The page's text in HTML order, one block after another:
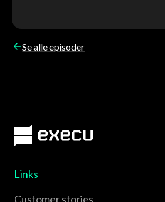
Se alle episoder
Links
Customer stories